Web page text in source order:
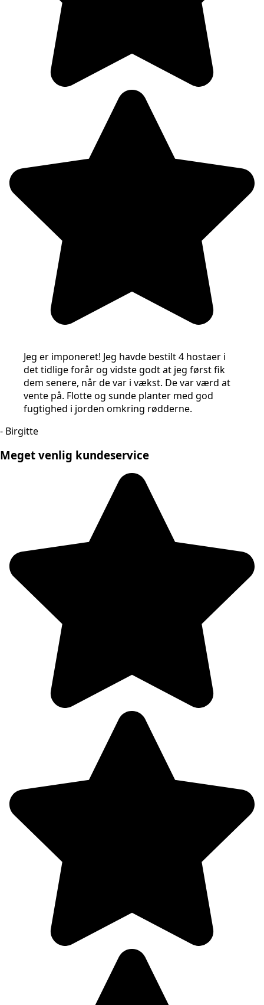
Jeg er imponeret! Jeg havde bestilt 4 hostaer i
det tidlige forår og vidste godt at jeg først fik
dem senere, når de var i vækst. De var værd at
vente på. Flotte og sunde planter med god
fugtighed i jorden omkring rødderne.
- Birgitte
Meget venlig kundeservice